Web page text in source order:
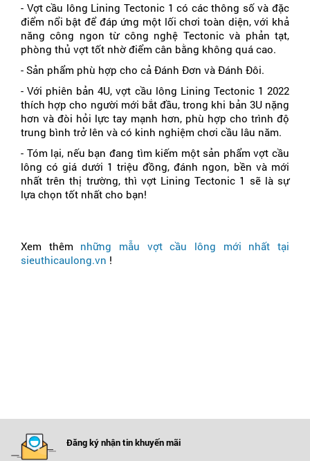
- Vợt cầu lông Lining Tectonic 1 có các thông số và đặc
điểm nổi bật để đáp ứng một lối chơi toàn diện, với khả
năng công ngon từ công nghệ Tectonic và phản tạt,
phòng thủ vợt tốt nhờ điểm cân bằng không quá cao.
- Sản phẩm phù hợp cho cả Đánh Đơn và Đánh Đôi.
- Với phiên bản 4U, vợt cầu lông Lining Tectonic 1 2022
thích hợp cho người mới bắt đầu, trong khi bản 3U nặng
hơn và đòi hỏi lực tay mạnh hơn, phù hợp cho trình độ
trung bình trở lên và có kinh nghiệm chơi cầu lâu năm.
- Tóm lại, nếu bạn đang tìm kiếm một sản phẩm vợt cầu
lông có giá dưới 1 triệu đồng, đánh ngon, bền và mới
nhất trên thị trường, thì vợt Lining Tectonic 1 sẽ là sự
lựa chọn tốt nhất cho bạn!
Xem thêm những mẫu vợt cầu lông mới nhất tại
sieuthicaulong.vn !
Đăng ký nhận tin khuyến mãi